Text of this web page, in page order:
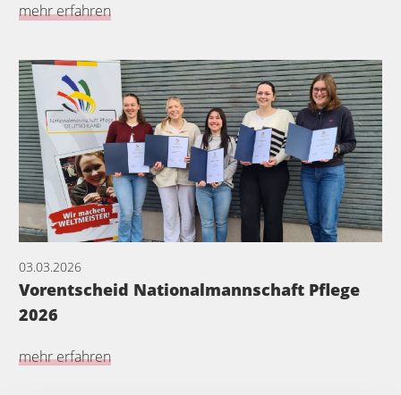
mehr erfahren
03.03.2026
Vorentscheid Nationalmannschaft Pflege
2026
mehr erfahren